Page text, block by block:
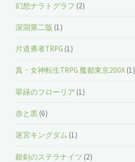
幻想ナラトグラフ (2)
深淵第二版 (1)
片道勇者TRPG (1)
真・女神転生TRPG 魔都東京200X(1)
翠緑のフローリア (1)
赤と黒(6)
迷宮キングダム (1)
銀剣のステラナイツ (2)